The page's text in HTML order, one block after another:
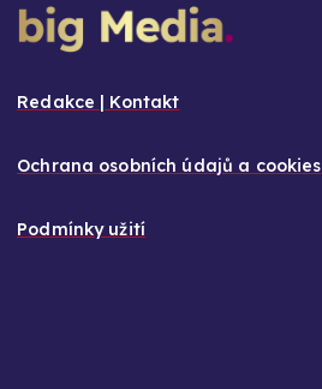
Redakce | Kontakt
Ochrana osobních údajů a cookies
Podmínky užití